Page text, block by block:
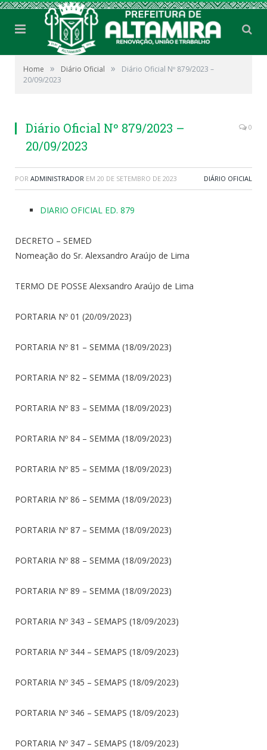
Home » Diário Oficial »
Diário Oficial Nº 879/2023 –
20/09/2023
Diário Oficial Nº 879/2023 –
20/09/2023
0
POR ADMINISTRADOR EM 20 DE SETEMBRO DE 2023 DIÁRIO OFICIAL
DIARIO OFICIAL ED. 879
DECRETO – SEMED
Nomeação do Sr. Alexsandro Araújo de Lima
TERMO DE POSSE Alexsandro Araújo de Lima
PORTARIA Nº 01 (20/09/2023)
PORTARIA Nº 81 – SEMMA (18/09/2023)
PORTARIA Nº 82 – SEMMA (18/09/2023)
PORTARIA Nº 83 – SEMMA (18/09/2023)
PORTARIA Nº 84 – SEMMA (18/09/2023)
PORTARIA Nº 85 – SEMMA (18/09/2023)
PORTARIA Nº 86 – SEMMA (18/09/2023)
PORTARIA Nº 87 – SEMMA (18/09/2023)
PORTARIA Nº 88 – SEMMA (18/09/2023)
PORTARIA Nº 89 – SEMMA (18/09/2023)
PORTARIA Nº 343 – SEMAPS (18/09/2023)
PORTARIA Nº 344 – SEMAPS (18/09/2023)
PORTARIA Nº 345 – SEMAPS (18/09/2023)
PORTARIA Nº 346 – SEMAPS (18/09/2023)
PORTARIA Nº 347 – SEMAPS (18/09/2023)